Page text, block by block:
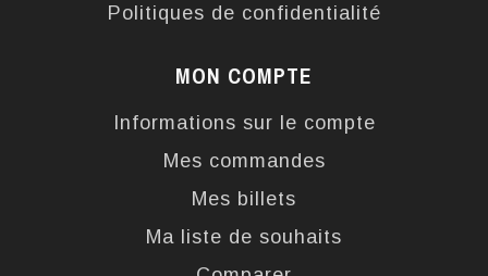
Politiques de confidentialité
MON COMPTE
Informations sur le compte
Mes commandes
Mes billets
Ma liste de souhaits